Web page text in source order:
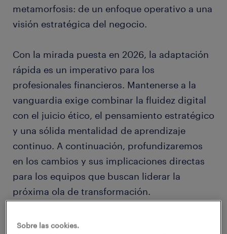
metamorfosis: de un enfoque operativo a una
visión estratégica del negocio.
Con la mirada puesta en 2026, la adaptación
rápida es un imperativo para los
profesionales financieros. Mantenerse a la
vanguardia exige combinar la fluidez digital
con el juicio ético, el pensamiento estratégico
y una sólida mentalidad de aprendizaje
continuo. A continuación, profundizaremos
en los cambios y sus implicaciones directas
para los equipos que buscan liderar la
próxima ola de transformación.
La IA y la automatización se
Sobre las cookies.